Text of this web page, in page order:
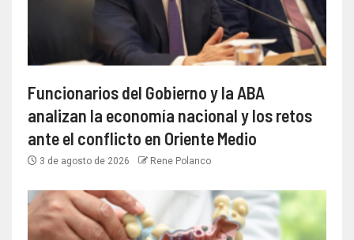
Funcionarios del Gobierno y la ABA
analizan la economía nacional y los retos
ante el conflicto en Oriente Medio
3 de agosto de 2026 Rene Polanco